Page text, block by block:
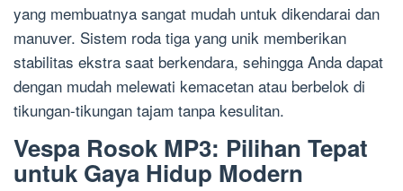
yang membuatnya sangat mudah untuk dikendarai dan
manuver. Sistem roda tiga yang unik memberikan
stabilitas ekstra saat berkendara, sehingga Anda dapat
dengan mudah melewati kemacetan atau berbelok di
tikungan-tikungan tajam tanpa kesulitan.
Vespa Rosok MP3: Pilihan Tepat
untuk Gaya Hidup Modern